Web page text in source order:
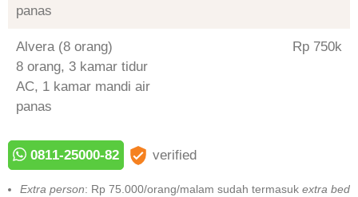
panas
Alvera (8 orang)
8 orang, 3 kamar tidur
AC, 1 kamar mandi air
panas
Rp 750
0811-25000-82 verified
Extra person: Rp 75.000/orang/malam sudah termasuk extra bed